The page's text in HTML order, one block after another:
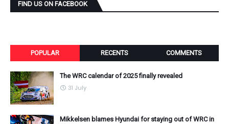
FIND US ON FACEBOOK
POPULAR RECENTS COMMENTS
The WRC calendar of 2025 finally revealed
31 July
Mikkelsen blames Hyundai for staying out of WRC in